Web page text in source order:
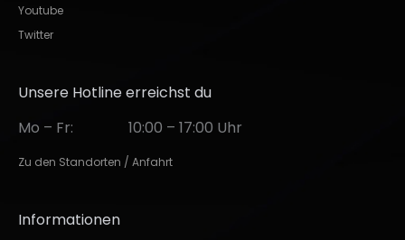
Youtube
Twitter
Unsere Hotline erreichst du
Mo – Fr:
10:00 – 17:00 Uhr
Zu den Standorten / Anfahrt
Informationen